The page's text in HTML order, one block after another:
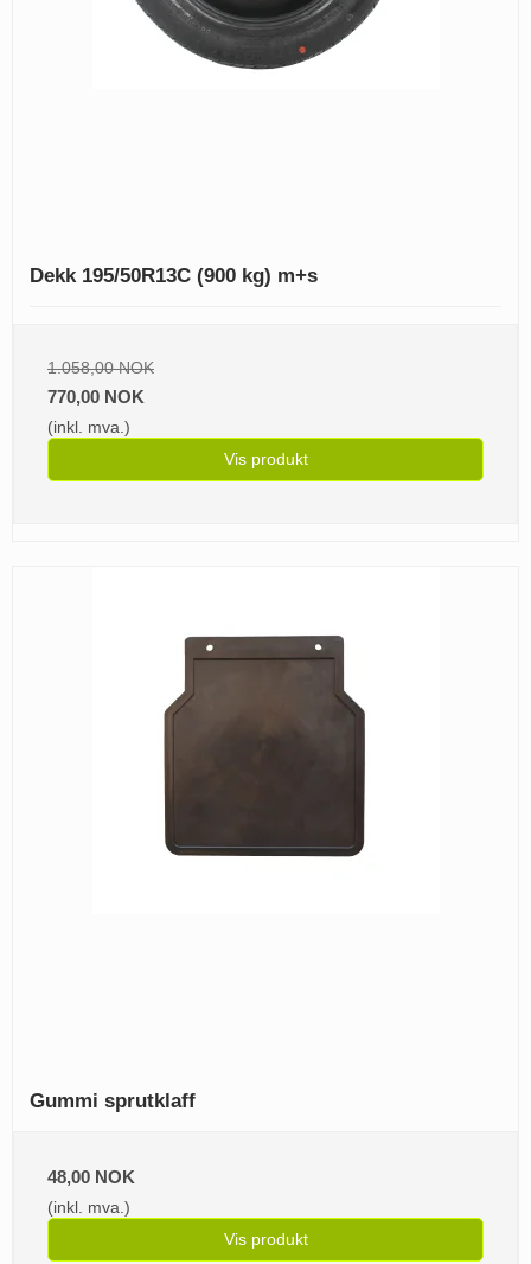
Dekk 195/50R13C (900 kg) m+s
1.058,00 NOK
770,00 NOK
(inkl. mva.)
Vis produkt
Gummi sprutklaff
48,00 NOK
(inkl. mva.)
Vis produkt